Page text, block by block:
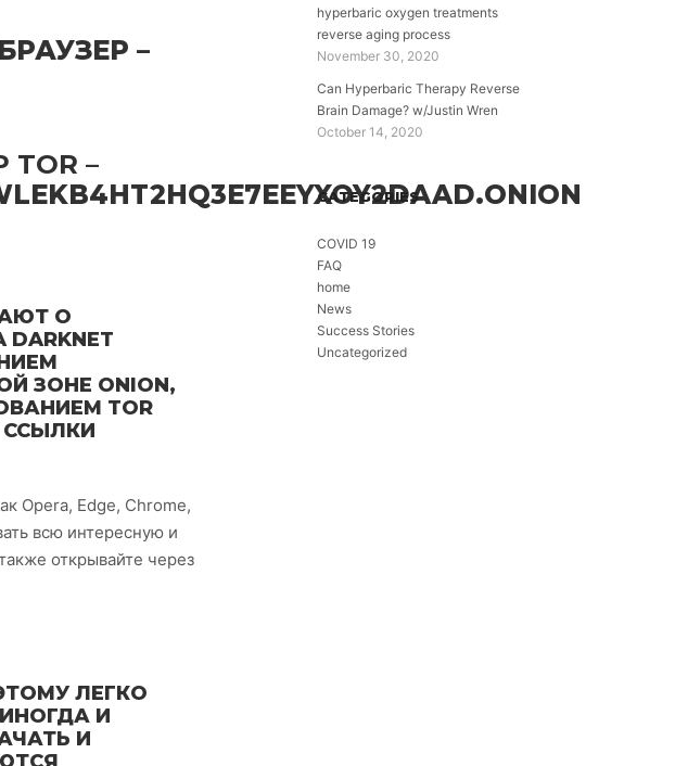
–
–
О
ЗОНЕ ONION,
TOR
Opera, Edge, Chrome,
всю интересную и
открывайте через
ЛЕГКО
И
И
hyperbaric oxygen treatments
reverse aging process
November 30, 2020
Can Hyperbaric Therapy Reverse
Brain Damage? w/Justin Wren
October 14, 2020
CATEGORIES
COVID 19
FAQ
home
News
Success Stories
Uncategorized